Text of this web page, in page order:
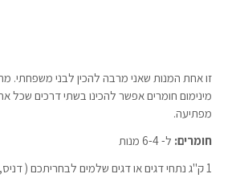
זו אחת המנות שאני מרבה להכין לבני משפחתי.
מינימום חומרים אפשר להכינו בשתי דרכים שכל
מפתיעה.
חומרים: ל- 6-4 מנות
1 ק"ג נתחי דגים או דגים שלמים לבחריתכם ( דניס, לברק, בורי, בס ועוד…)